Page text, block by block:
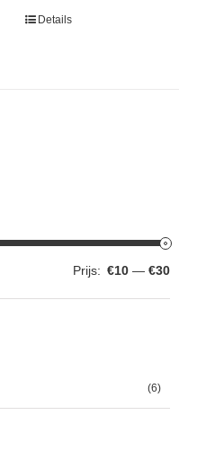
Details
Min.
Max.
Prijs: €10 — €30
(6)